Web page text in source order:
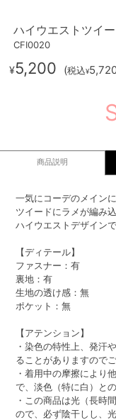
ハイウエストツイ
CFI0020
¥5,200 (税込¥
商品説明
一気にコーデのメイン
ツイードにラメが編み
ハイウエストデザイン
【ディテール】
ファスナー：有
裏地：有
生地の透け感：無
ポケット：無
【アテンション】
・染色の特性上、発汗
ることがありますので
・着用中の摩擦により
で、淡色（特に白）と
・この商品は光（長時
ので、必ず陰干しし、